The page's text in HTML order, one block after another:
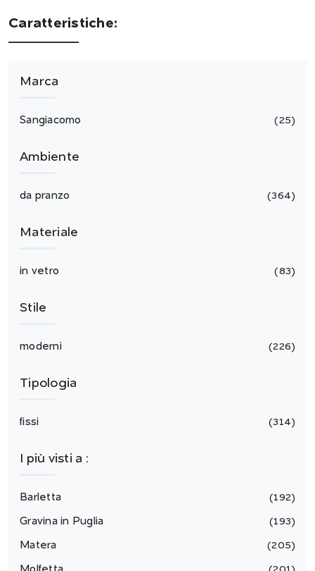
Caratteristiche:
Marca
Sangiacomo 25
Ambiente
da pranzo 364
Materiale
in vetro 83
Stile
moderni 226
Tipologia
fissi 314
I più visti a :
Barletta 192
Gravina in Puglia 193
Matera 205